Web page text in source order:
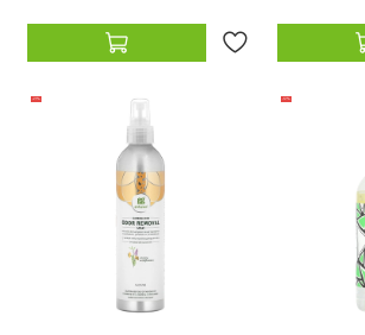
-21% -12%